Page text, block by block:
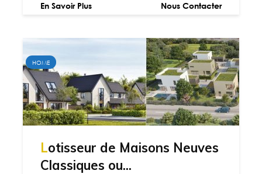
En Savoir Plus Nous Contacter
HOME
Lotisseur de Maisons Neuves
Classiques ou...